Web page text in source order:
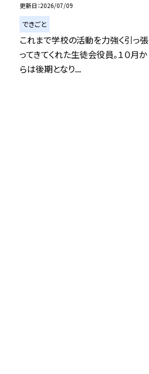
更新日 2026/07/09
できごと
これまで学校の活動を力強く引っ張
ってきてくれた生徒会役員。１０月か
らは後期となり...